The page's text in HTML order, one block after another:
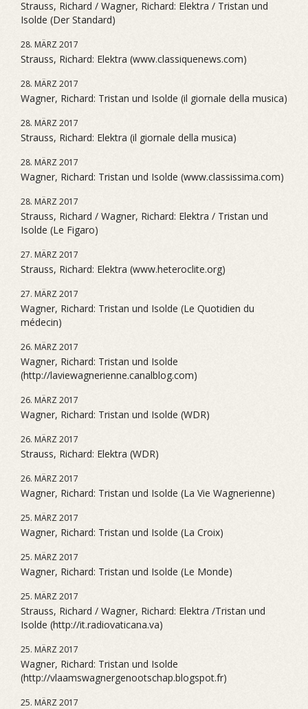
Strauss, Richard / Wagner, Richard: Elektra / Tristan und
Isolde (Der Standard)
28. MÄRZ 2017
Strauss, Richard: Elektra (www.classiquenews.com)
28. MÄRZ 2017
Wagner, Richard: Tristan und Isolde (il giornale della musica)
28. MÄRZ 2017
Strauss, Richard: Elektra (il giornale della musica)
28. MÄRZ 2017
Wagner, Richard: Tristan und Isolde (www.classissima.com)
28. MÄRZ 2017
Strauss, Richard / Wagner, Richard: Elektra / Tristan und
Isolde (Le Figaro)
27. MÄRZ 2017
Strauss, Richard: Elektra (www.heteroclite.org)
27. MÄRZ 2017
Wagner, Richard: Tristan und Isolde (Le Quotidien du
médecin)
26. MÄRZ 2017
Wagner, Richard: Tristan und Isolde
(http://laviewagnerienne.canalblog.com)
26. MÄRZ 2017
Wagner, Richard: Tristan und Isolde (WDR)
26. MÄRZ 2017
Strauss, Richard: Elektra (WDR)
26. MÄRZ 2017
Wagner, Richard: Tristan und Isolde (La Vie Wagnerienne)
25. MÄRZ 2017
Wagner, Richard: Tristan und Isolde (La Croix)
25. MÄRZ 2017
Wagner, Richard: Tristan und Isolde (Le Monde)
25. MÄRZ 2017
Strauss, Richard / Wagner, Richard: Elektra /Tristan und
Isolde (http://it.radiovaticana.va)
25. MÄRZ 2017
Wagner, Richard: Tristan und Isolde
(http://vlaamswagnergenootschap.blogspot.fr)
25. MÄRZ 2017